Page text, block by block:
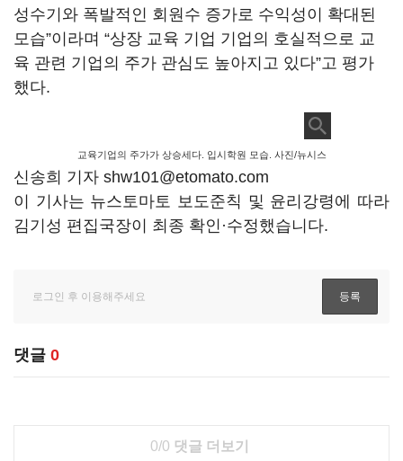
성수기와 폭발적인 회원수 증가로 수익성이 확대된
모습”이라며 “상장 교육 기업 기업의 호실적으로 교
육 관련 기업의 주가 관심도 높아지고 있다”고 평가
했다.
교육기업의 주가가 상승세다. 입시학원 모습. 사진/뉴시스
신송희 기자 shw101@etomato.com
이 기사는 뉴스토마토 보도준칙 및 윤리강령에 따라
김기성 편집국장이 최종 확인·수정했습니다.
댓글 0
0/0 댓글 더보기